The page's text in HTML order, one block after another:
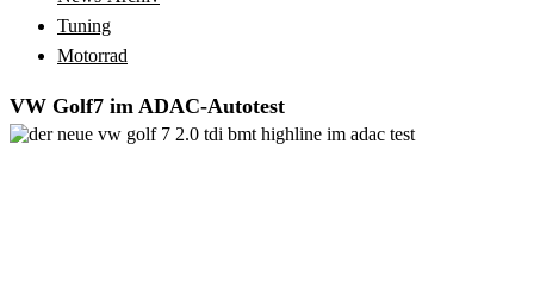
Tuning
Motorrad
VW Golf7 im ADAC-Autotest